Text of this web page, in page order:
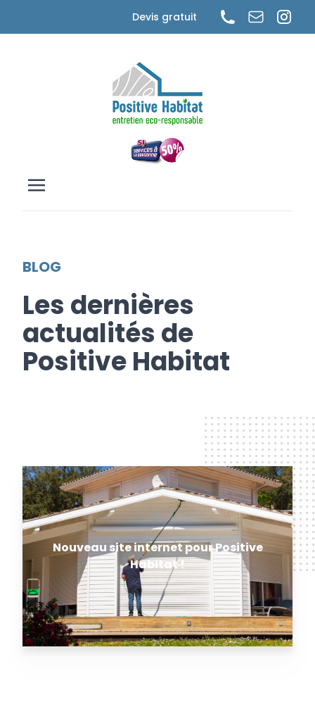
Devis gratuit
BLOG
Les dernières
actualités de
Positive Habitat
Nouveau site internet pour Positive
Habitat !